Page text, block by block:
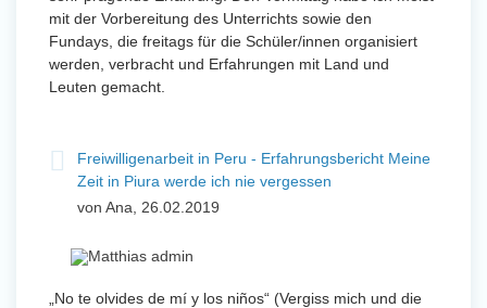
mit der Vorbereitung des Unterrichts sowie den
Fundays, die freitags für die Schüler/innen organisiert
werden, verbracht und Erfahrungen mit Land und
Leuten gemacht.
Freiwilligenarbeit in Peru - Erfahrungsbericht Meine
Zeit in Piura werde ich nie vergessen
von Ana, 26.02.2019
„No te olvides de mí y los niños“ (Vergiss mich und die